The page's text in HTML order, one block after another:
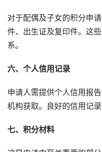
对于配偶及子女的积分申
件、出生证及复印件。这
系。
六、个人信用记录
申请人需提供个人信用报
机构获取。良好的信用记
七、积分材料